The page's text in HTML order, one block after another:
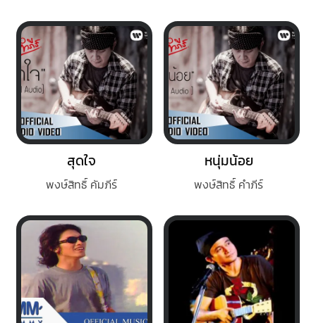
สุดใจ
พงษ์สิทธิ์ คัมภีร์
หนุ่มน้อย
พงษ์สิทธิ์ คำภีร์